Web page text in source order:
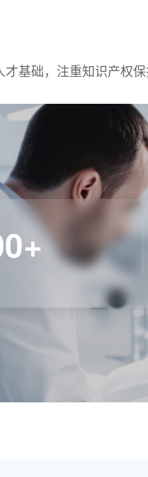
基础，注重知识产权